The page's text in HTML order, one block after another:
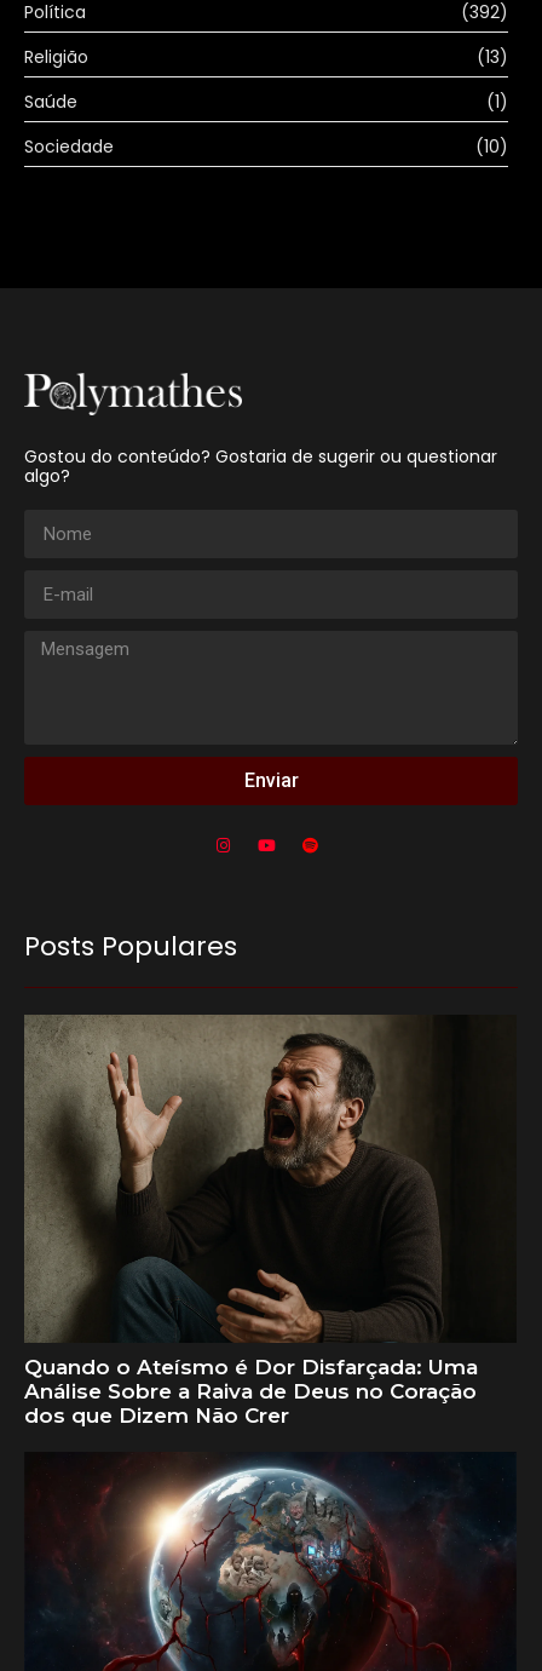
Política
(392)
Religião
(13)
Saúde
(1)
Sociedade
(10)
Gostou do conteúdo? Gostaria de sugerir ou questionar
algo?
Enviar
Posts Populares
Quando o Ateísmo é Dor Disfarçada: Uma
Análise Sobre a Raiva de Deus no Coração
dos que Dizem Não Crer